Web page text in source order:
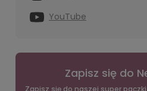
YouTube
Zapisz się do
Zapisz się do naszej super paczki